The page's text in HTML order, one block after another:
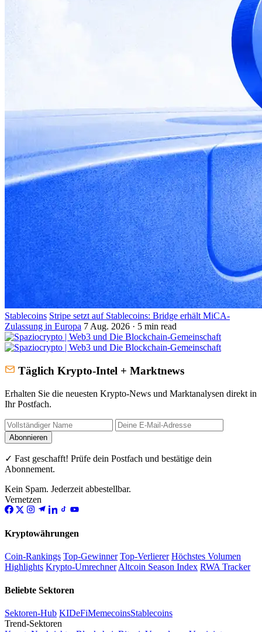
Stablecoins Stripe setzt auf Stablecoins: Bridge erhält MiCA-
Zulassung in Europa 7 Aug. 2026 · 5 min read
Täglich Krypto-Intel + Marktnews
Erhalten Sie die neuesten Krypto-News und Marktanalysen direkt in
Ihr Postfach.
Abonnieren
✓ Fast geschafft! Prüfe dein Postfach und bestätige dein
Abonnement.
Kein Spam. Jederzeit abbestellbar.
Vernetzen
Kryptowährungen
Coin-Rankings Top-Gewinner Top-Verlierer Höchstes Volumen
Highlights Krypto-Umrechner Altcoin Season Index RWA Tracker
Beliebte Sektoren
Sektoren-Hub KIDeFiMemecoinsStablecoins
Trend-Sektoren